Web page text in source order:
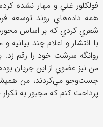
فولكلور غني و مهار نشده
همه داده‌هاي روند توسعه
شعري كردي كه بر اساس
با انتشار و اعلام چند
روانگه سرشت خود را رقم
من نيز عضوي از اين جريان
جست‌وجو مي‌كردند، من
پرداخت كنم كه مجبور به